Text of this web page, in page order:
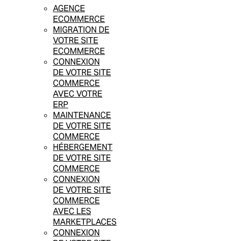
AGENCE
ECOMMERCE
MIGRATION DE
VOTRE SITE
ECOMMERCE
CONNEXION
DE VOTRE SITE
COMMERCE
AVEC VOTRE
ERP
MAINTENANCE
DE VOTRE SITE
COMMERCE
HÉBERGEMENT
DE VOTRE SITE
COMMERCE
CONNEXION
DE VOTRE SITE
COMMERCE
AVEC LES
MARKETPLACES
CONNEXION